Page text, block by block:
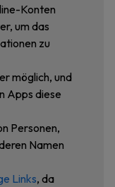
Konten
um das
zu
möglich, und
Apps diese
Personen,
Namen
Links, da